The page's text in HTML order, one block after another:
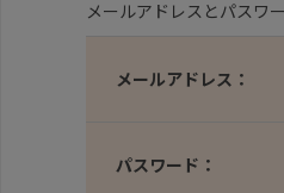
メールアドレスとパスワ
メールアドレス：
パスワード：